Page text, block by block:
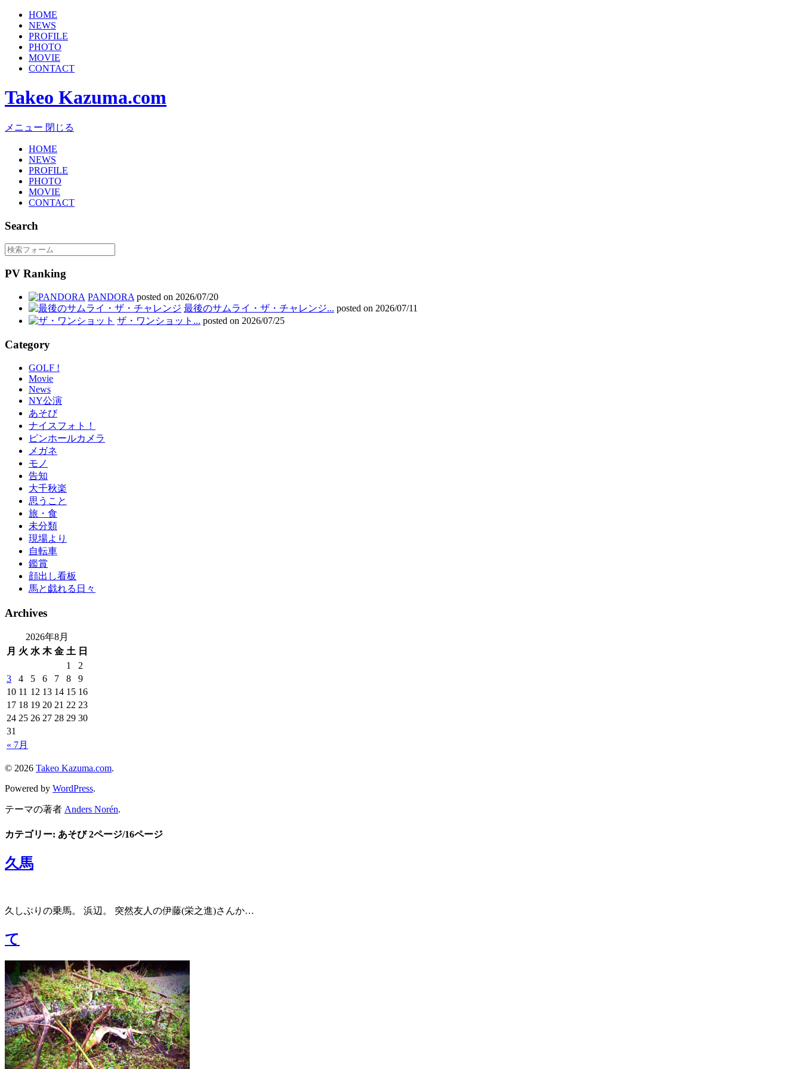
HOME
NEWS
PROFILE
PHOTO
MOVIE
CONTACT
Takeo Kazuma.com
メニュー 閉じる
HOME
NEWS
PROFILE
PHOTO
MOVIE
CONTACT
Search
PV Ranking
PANDORA posted on 2026/07/20
最後のサムライ・ザ・チャレンジ... posted on 2026/07/11
ザ・ワンショット... posted on 2026/07/25
Category
GOLF !
Movie
News
NY公演
あそび
ナイスフォト！
ピンホールカメラ
メガネ
モノ
告知
大千秋楽
思うこと
旅・食
未分類
現場より
自転車
鑑賞
顔出し看板
馬と戯れる日々
Archives
2026年8月
月 火 水 木 金 土 日
« 7月
1
2
3
4 5 6 7 8
9
10 11 12 13 14 15 16
17 18 19 20 21 22 23
24 25 26 27 28 29 30
31
© 2026 Takeo Kazuma.com.
Powered by WordPress.
テーマの著者 Anders Norén.
カテゴリー: あそび2ページ/16ページ
久馬
久しぶりの乗馬。 浜辺。 突然友人の伊藤(栄之進)さんか…
て